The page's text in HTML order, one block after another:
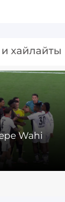
хайлайты
Wahi